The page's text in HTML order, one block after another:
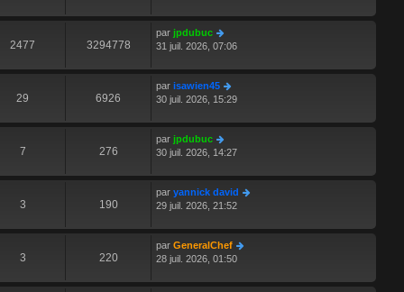
2477 3294778
par jpdubuc
31 juil. 2026, 07:06
29 6926
par isawien45
30 juil. 2026, 15:29
7 276
par jpdubuc
30 juil. 2026, 14:27
3 190
par yannick david
29 juil. 2026, 21:52
3 220
par GeneralChef
28 juil. 2026, 01:50